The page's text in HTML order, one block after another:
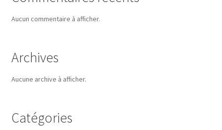
Aucun commentaire à afficher.
Archives
Aucune archive à afficher.
Catégories